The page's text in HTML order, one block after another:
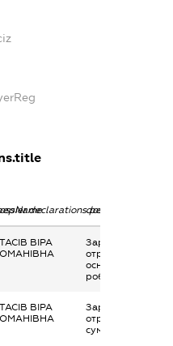
ВІРА
Заробітна плата
отримана за
основним місцем
роботи
ВІРА
Заробітна плата
отримана за
сумісництвом